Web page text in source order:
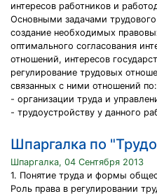
интересов работников и
Основными задачами трудового
создание необходимых
оптимального согласования
отношений, интересов
регулирование трудовых
связанных с ними отношений по:
- организации труда и
- трудоустройству у данного
Шпаргалка по
Шпаргалка, 04 Сентября 2013
1. Понятие труда и формы
Роль права в регулировании